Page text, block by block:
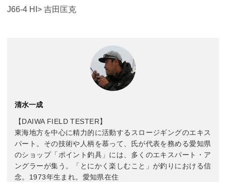
J66-4 HI> 吉田匡克
清水一成
【DAIWA FIELD TESTER】
東海地方を中心に精力的に活動するスロージギングのエキス
パート。その技術や人柄を慕って、氏が代表を務める愛知県
のショップ「ポイント釣具」には、多くのエキスパート・ア
ングラーが集う。「とにかく楽しむこと」が釣りにおける信
念。1973年生まれ。愛知県在住